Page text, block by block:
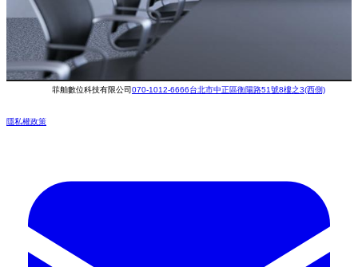
菲舶數位科技有限公司070-1012-6666台北市中正區衡陽路51號8樓之3(西側)
隱私權政策